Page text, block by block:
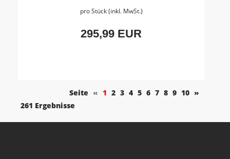
pro Stück (inkl. MwSt.)
295,99 EUR
Seite « 1 2 3 4 5 6 7 8 9 10 »
261 Ergebnisse